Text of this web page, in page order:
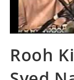
Rooh